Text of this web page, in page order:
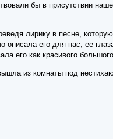
бы в присутствии
лирику в песне,
его для нас, ее
его как красивого
из комнаты под